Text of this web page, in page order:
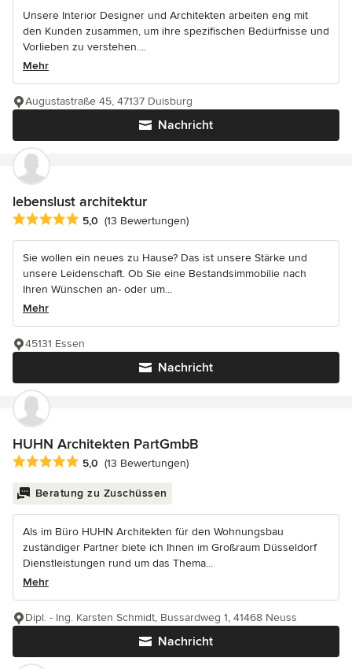
Unsere Interior Designer und Architekten arbeiten eng mit
den Kunden zusammen, um ihre spezifischen Bedürfnisse und
Vorlieben zu verstehen....
Mehr
Nachricht
Augustastraße 45, 47137 Duisburg
lebenslust architektur
Durchschnittliche Bewertung: 5 von 5 Sternen
5,0 (13 Bewertungen)
Sie wollen ein neues zu Hause? Das ist unsere Stärke und
unsere Leidenschaft. Ob Sie eine Bestandsimmobilie nach
Ihren Wünschen an- oder um...
Mehr
Nachricht
45131 Essen
HUHN Architekten PartGmbB
Durchschnittliche Bewertung: 5 von 5 Sternen
5,0 (13 Bewertungen)
Beratung zu Zuschüssen
Als im Büro HUHN Architekten für den Wohnungsbau
zuständiger Partner biete ich Ihnen im Großraum Düsseldorf
Dienstleistungen rund um das Thema...
Mehr
Nachricht
Dipl. - Ing. Karsten Schmidt, Bussardweg 1, 41468 Neuss